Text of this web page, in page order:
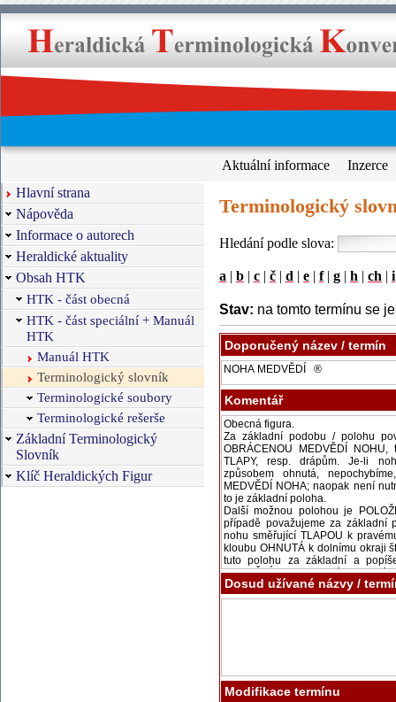
Aktuální informace
Inzerce
Hlavní strana
Nápověda
Informace o autorech
Heraldické aktuality
Obsah HTK
HTK - část obecná
HTK - část speciální + Manuál
HTK
Manuál HTK
Terminologický slovník
Terminologické soubory
Terminologické rešerše
Základní Terminologický
Slovník
Klíč Heraldických Figur
Terminologický
Hledání podle slova:
a | b | c | č | d | e | f| g | h | ch | i
Stav: na tomto termínu se
Doporučený název / termín
Komentář
Dosud užívané názvy /
Modifikace termínu